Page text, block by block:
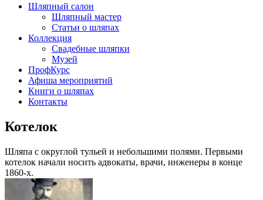
Шляпный салон
Шляпный мастер
Статьи о шляпах
Коллекция
Свадебные шляпки
Музей
ПрофКурс
Афиша мероприятий
Книги о шляпах
Контакты
Котелок
Шляпа с округлой тульей и небольшими полями. Первыми
котелок начали носить адвокаты, врачи, инженеры в конце
1860-х.